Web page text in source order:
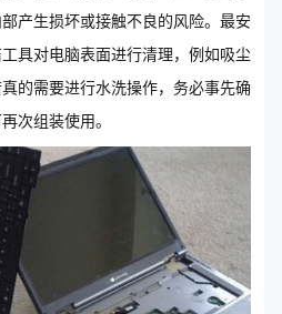
产生损坏或接触不良的风险。最安
具对电脑表面进行清理，例如吸尘
的需要进行水洗操作，务必事先确
次组装使用。